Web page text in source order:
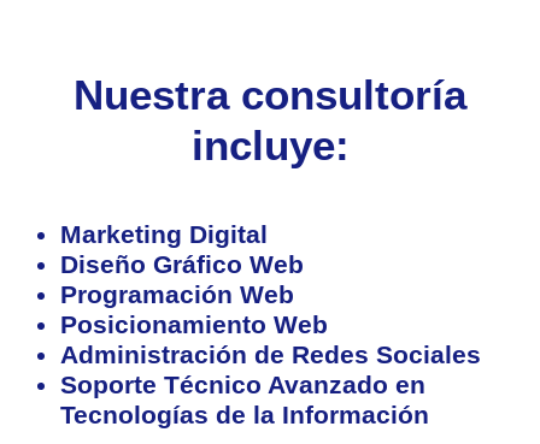
Nuestra consultoría
incluye:
Marketing Digital
Diseño Gráfico Web
Programación Web
Posicionamiento Web
Administración de Redes Sociales
Soporte Técnico Avanzado en
Tecnologías de la Información